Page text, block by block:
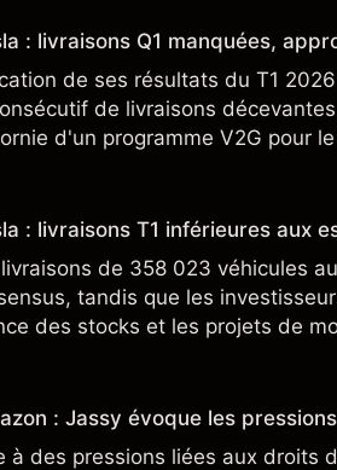
: livraisons Q1 manquées,
de ses résultats du T1
de livraisons
d'un programme V2G pour
à son activité
: livraisons T1 inférieures aux
de 358 023 véhicules
tandis que les
des stocks et les projets de
SUV. Découvrez les
: Jassy évoque les
à des pressions liées aux droits